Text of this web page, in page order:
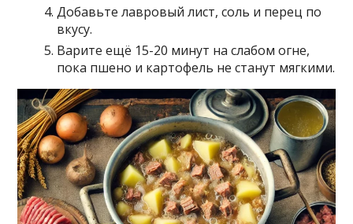
Добавьте лавровый лист, соль и перец по
вкусу.
Варите ещё 15-20 минут на слабом огне,
пока пшено и картофель не станут мягкими.